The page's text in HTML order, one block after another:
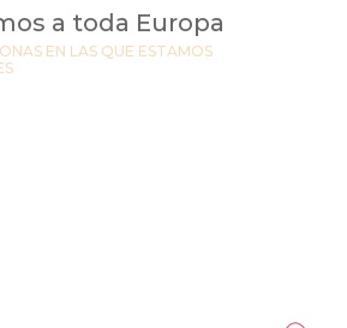
a toda Europa
EN LAS QUE ESTAMOS